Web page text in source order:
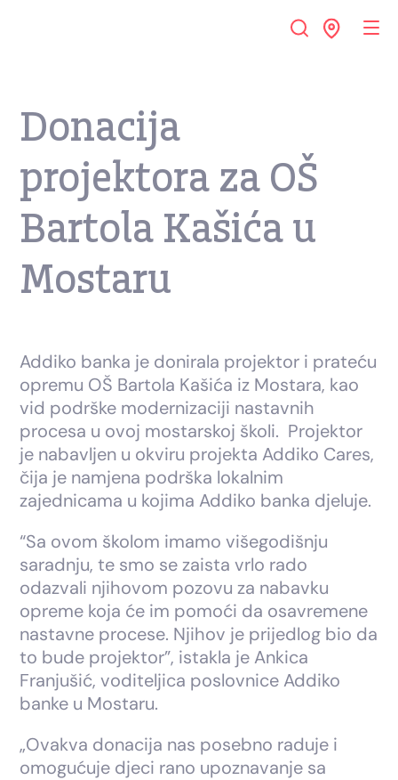
Donacija
projektora za OŠ
Bartola Kašića u
Mostaru
Addiko banka je donirala projektor i prateću
opremu OŠ Bartola Kašića iz Mostara, kao
vid podrške modernizaciji nastavnih
procesa u ovoj mostarskoj školi. Projektor
je nabavljen u okviru projekta Addiko Cares,
čija je namjena podrška lokalnim
zajednicama u kojima Addiko banka djeluje.
“Sa ovom školom imamo višegodišnju
saradnju, te smo se zaista vrlo rado
odazvali njihovom pozovu za nabavku
opreme koja će im pomoći da osavremene
nastavne procese. Njihov je prijedlog bio da
to bude projektor”, istakla je Ankica
Franjušić, voditeljica poslovnice Addiko
banke u Mostaru.
„Ovakva donacija nas posebno raduje i
omogućuje djeci rano upoznavanje sa